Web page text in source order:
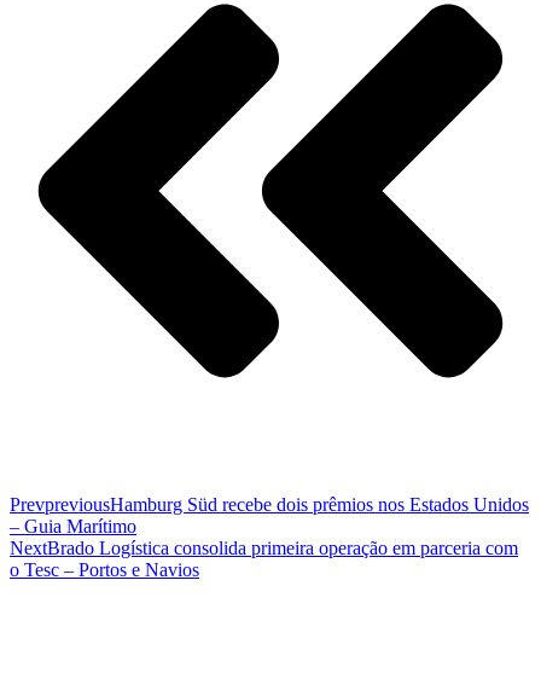
PrevpreviousHamburg Süd recebe dois prêmios nos Estados Unidos
– Guia Marítimo
NextBrado Logística consolida primeira operação em parceria com
o Tesc – Portos e Navios